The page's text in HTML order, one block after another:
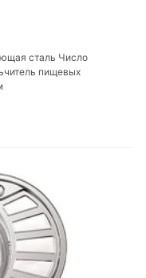
сталь Число
пищевых